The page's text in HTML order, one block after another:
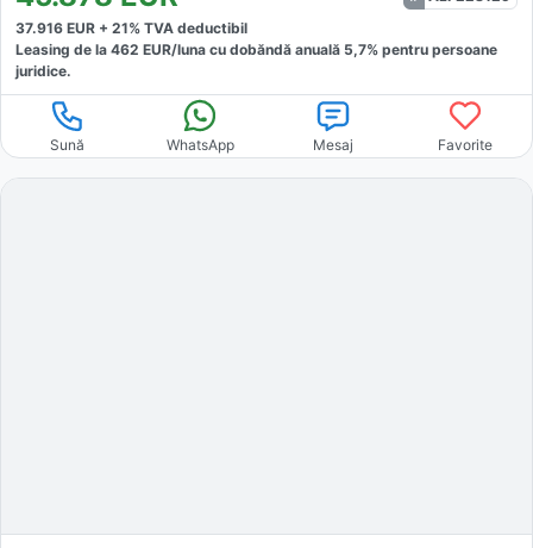
37.916 EUR + 21% TVA deductibil
Leasing de la 462 EUR/luna cu dobăndă anuală 5,7% pentru persoane
juridice.
Sună WhatsApp Mesaj Favorite